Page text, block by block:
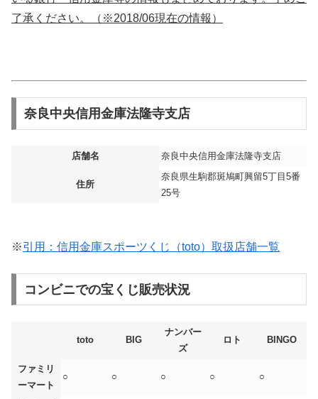
了承ください。（※2018/06現在の情報）
奈良中央信用金庫法隆寺支店
店舗名 奈良中央信用金庫法隆寺支店
住所
奈良県生駒郡斑鳩町興留5丁目5番
25号
※引用：信用金庫スポーツくじ（toto）取扱店舗一覧
コンビニでの宝くじ販売状況
toto BIG
ナンバー
ズ
ロト BINGO
ファミリ
ーマート
○ ○ ○ ○ ○